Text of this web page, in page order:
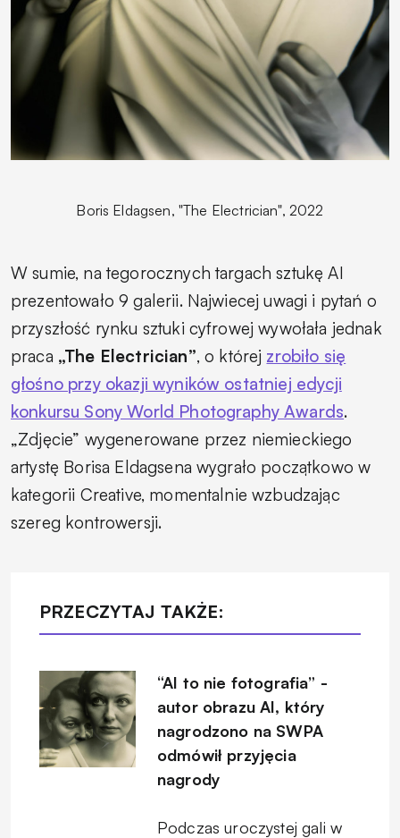
Boris Eldagsen, "The Electrician", 2022
W sumie, na tegorocznych targach sztukę AI
prezentowało 9 galerii. Najwiecej uwagi i pytań o
przyszłość rynku sztuki cyfrowej wywołała jednak
praca „The Electrician”, o której zrobiło się
głośno przy okazji wyników ostatniej edycji
konkursu Sony World Photography Awards.
„Zdjęcie” wygenerowane przez niemieckiego
artystę Borisa Eldagsena wygrało początkowo w
kategorii Creative, momentalnie wzbudzając
szereg kontrowersji.
PRZECZYTAJ TAKŻE:
“AI to nie fotografia” -
autor obrazu AI, który
nagrodzono na SWPA
odmówił przyjęcia
nagrody
Podczas uroczystej gali w